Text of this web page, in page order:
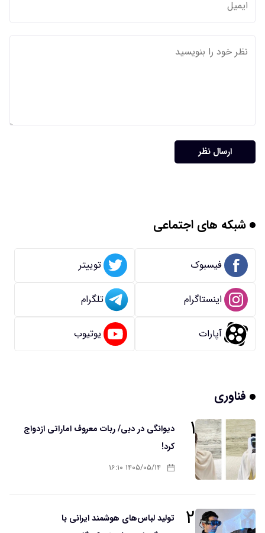
ارسال نظر
شبکه های اجتماعی
فیسبوک توییتر
اینستاگرام تلگرام
آپارات یوتیوب
فناوری
۱
دیوانگی در دبی/ ربات معروف اماراتی ازدواج
کرد!
۱۴۰۵/۰۵/۱۴ ۱۶:۱۰
۲
تولید لباس‌های هوشمند ایرانی با